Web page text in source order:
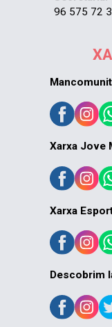
96 575 72
Xarxa Jove
Xarxa
Descobrim